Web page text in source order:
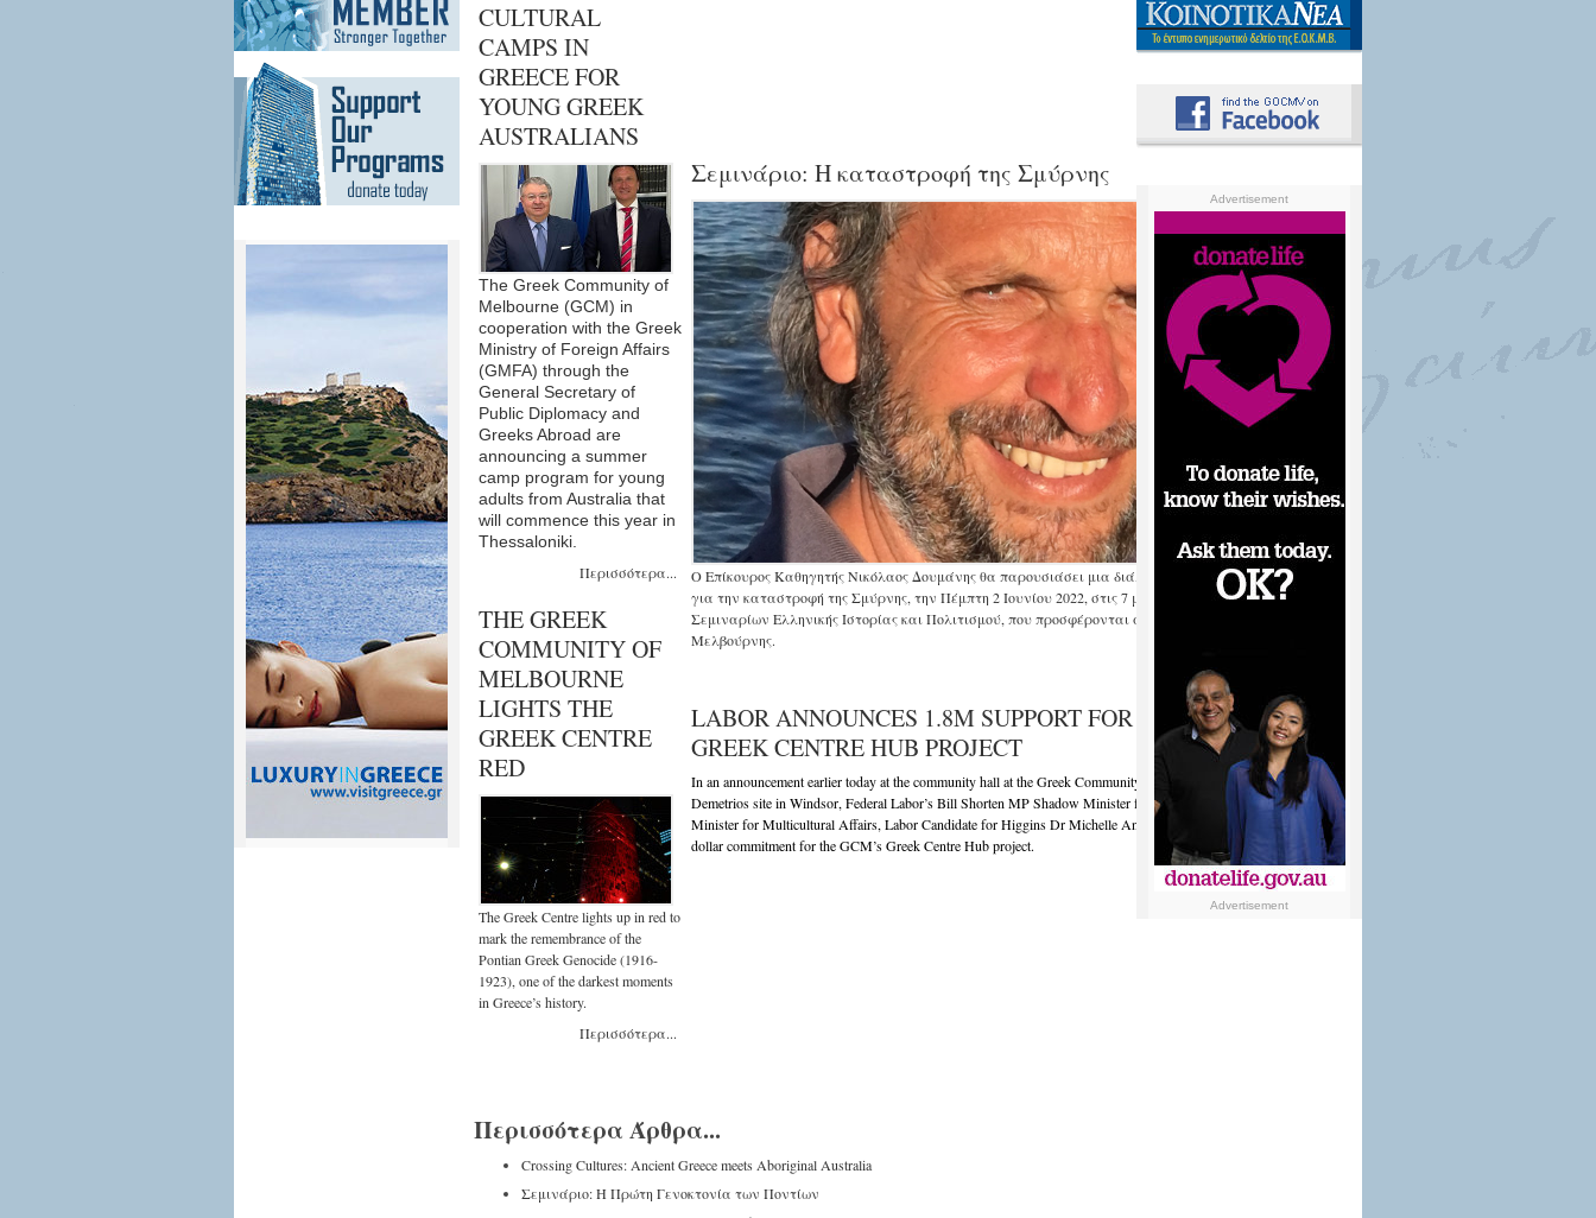
CULTURAL
CAMPS IN
GREECE FOR
YOUNG GREEK
AUSTRALIANS
The Greek Community of
Melbourne (GCM) in
cooperation with the Greek
Ministry of Foreign Affairs
(GMFA) through the
General Secretary of
Public Diplomacy and
Greeks Abroad are
announcing a summer
camp program for young
adults from Australia that
will commence this year in
Thessaloniki.
Περισσότερα...
THE GREEK
COMMUNITY OF
MELBOURNE
LIGHTS THE
GREEK CENTRE
RED
The Greek Centre lights up in red to
mark the remembrance of the
Pontian Greek Genocide (1916-
1923), one of the darkest moments
in Greece’s history.
Περισσότερα...
Σεμινάριο: Η καταστροφή της Σμύρνης
Ο Επίκουρος Καθηγητής Νικόλαος Δουμάνης θα παρουσιάσει μια διάλεξη, μόνο μέσω του διαδικτύου,
για την καταστροφή της Σμύρνης, την Πέμπτη 2 Ιουνίου 2022, στις 7 μ.μ., στο πλαίσιο των
Σεμιναρίων Ελληνικής Ιστορίας και Πολιτισμού, που προσφέρονται από την Ελληνική Κοινότητα
Μελβούρνης.
LABOR ANNOUNCES 1.8M SUPPORT FOR THE GCM’S
GREEK CENTRE HUB PROJECT
In an announcement earlier today at the community hall at the Greek Community of Melbourne’s (GCM) St
Demetrios site in Windsor, Federal Labor’s Bill Shorten MP Shadow Minister for the NDIS, Andrew Giles Shadow
Minister for Multicultural Affairs, Labor Candidate for Higgins Dr Michelle Ananda -Rajah announced a 1.8million
dollar commitment for the GCM’s Greek Centre Hub project.
Περισσότερα...
Περισσότερα Άρθρα...
Crossing Cultures: Ancient Greece meets Aboriginal Australia
Σεμινάριο: Η Πρώτη Γενοκτονία των Ποντίων
Advertisement
Advertisement